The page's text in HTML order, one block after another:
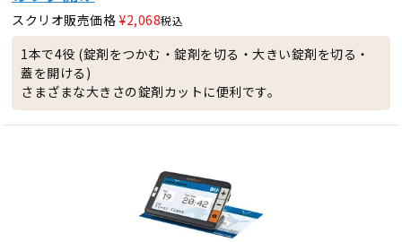
スクリオ販売価格 ¥2,068税込
1本で4役 (錠剤をつかむ・錠剤を切る・大きい錠剤を切る・
蓋を開ける)
さまざまな大きさの錠剤カットに便利です。